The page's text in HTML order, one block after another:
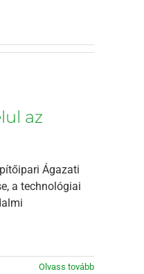
az
Ágazati
a technológiai
Olvass tovább